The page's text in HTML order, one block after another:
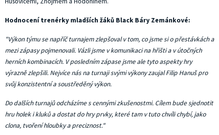
Hodnocení trenérky mladších žáků Black Báry Zemánkové:
"Výkon týmu se napříč turnajem zlepšoval v tom, co jsme si o přestávkách a
mezi zápasy pojmenovali. Vázli jsme v komunikaci na hřišti a v útočných
herních kombinacích. V posledním zápase jsme ale tyto aspekty hry
výrazně zlepšili. Nejvíce nás na turnaji svými výkony zaujal Filip Hanuš pro
svůj konzistentní a soustředěný výkon.
Do dalších turnajů odcházíme s cennými zkušenostmi. Cílem bude sjednotit
hru holek i kluků a dostat do hry prvky, které tam v tuto chvíli chybí, jako
clona, tvoření hloubky a preciznost."